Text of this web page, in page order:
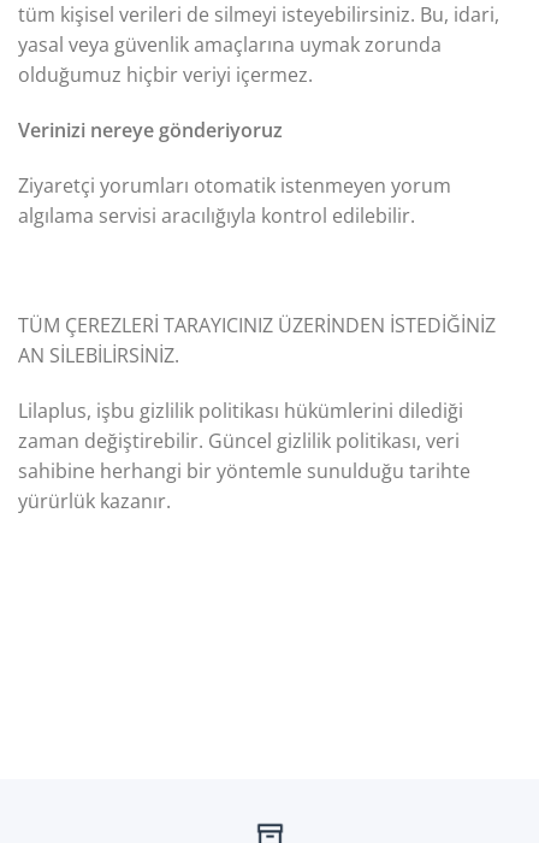
tüm kişisel verileri de silmeyi isteyebilirsiniz. Bu, idari,
yasal veya güvenlik amaçlarına uymak zorunda
olduğumuz hiçbir veriyi içermez.
Verinizi nereye gönderiyoruz
Ziyaretçi yorumları otomatik istenmeyen yorum
algılama servisi aracılığıyla kontrol edilebilir.
TÜM ÇEREZLERİ TARAYICINIZ ÜZERİNDEN İSTEDİĞİNİZ
AN SİLEBİLİRSİNİZ.
Lilaplus, işbu gizlilik politikası hükümlerini dilediği
zaman değiştirebilir. Güncel gizlilik politikası, veri
sahibine herhangi bir yöntemle sunulduğu tarihte
yürürlük kazanır.